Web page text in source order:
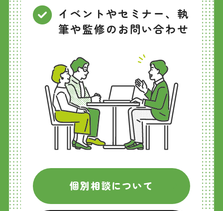
イベントやセミナー、執
筆や監修のお問い合わせ
個別相談について